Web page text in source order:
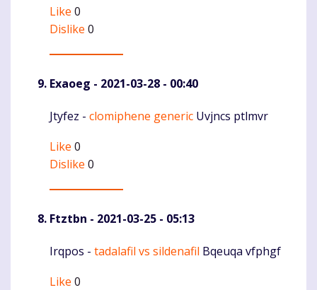
Like 0
Dislike 0
Exaoeg - 2021-03-28 - 00:40
Komentaras
Jtyfez - clomiphene generic Uvjncs ptlmvr
Like 0
Dislike 0
Ftztbn - 2021-03-25 - 05:13
Komentaras
Irqpos - tadalafil vs sildenafil Bqeuqa vfphgf
Like 0